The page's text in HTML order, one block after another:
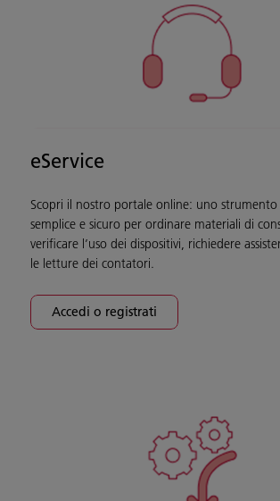
eService
Scopri il nostro portale online: uno
semplice e sicuro per ordinare materiali di
verificare l’uso dei dispositivi, richiedere
le letture dei contatori.
Accedi o registrati